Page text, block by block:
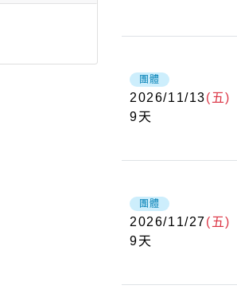
團體
2026/11/13(五)
9天
團體
2026/11/27(五)
9天